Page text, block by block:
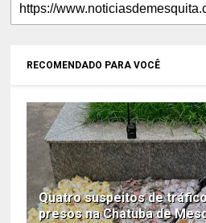
RECOMENDADO PARA VOCÊ
Quatro suspeitos de
presos na Chatuba de